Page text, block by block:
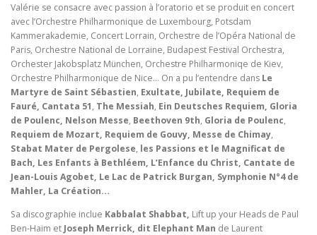
Valérie se consacre avec passion à l’oratorio et se produit en concert
avec l’Orchestre Philharmonique de Luxembourg, Potsdam
Kammerakademie, Concert Lorrain, Orchestre de l’Opéra National de
Paris, Orchestre National de Lorraine, Budapest Festival Orchestra,
Orchester Jakobsplatz München, Orchestre Philharmoniqe de Kiev,
Orchestre Philharmonique de Nice… On a pu l’entendre dans Le
Martyre de Saint Sébastien, Exultate, Jubilate, Requiem de
Fauré, Cantata 51, The Messiah, Ein Deutsches Requiem, Gloria
de Poulenc, Nelson Messe, Beethoven 9th, Gloria de Poulenc,
Requiem de Mozart, Requiem de Gouvy, Messe de Chimay,
Stabat Mater de Pergolese, les Passions et le Magnificat de
Bach, Les Enfants à Bethléem, L’Enfance du Christ, Cantate de
Jean-Louis Agobet, Le Lac de Patrick Burgan, Symphonie N°4 de
Mahler, La Création…
Sa discographie inclue Kabbalat Shabbat, Lift up your Heads de Paul
Ben-Haim et Joseph Merrick, dit Elephant Man de Laurent